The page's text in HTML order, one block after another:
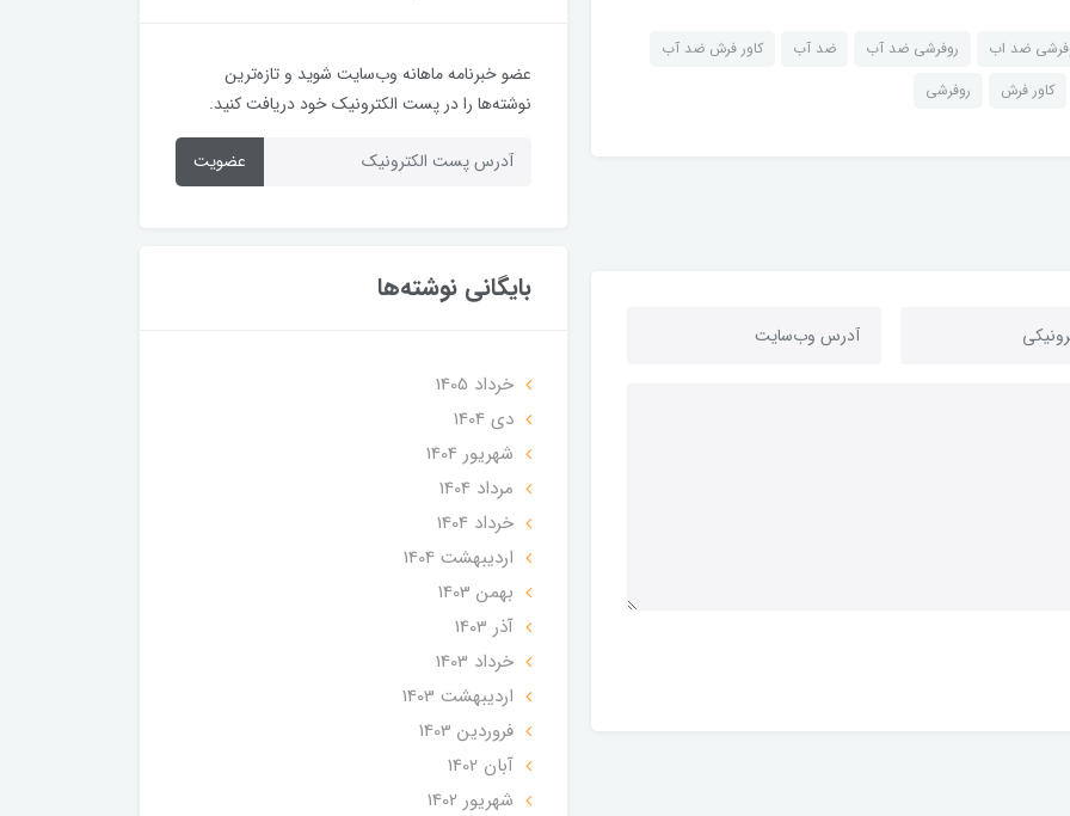
ضد اب روفرشی ضد آب ضد آب
کاور فرش ضد آب
کاور فرش روفرشی
عضو خبرنامه ماهانه وب‌سایت شوید و تازه‌ترین
نوشته‌ها را در پست الکترونیک خود دریافت کنید.
عضویت
بایگانی نوشته‌ها
خرداد 1405
دی 1404
شهریور 1404
مرداد 1404
خرداد 1404
ارديبهشت 1404
بهمن 1403
آذر 1403
خرداد 1403
ارديبهشت 1403
فروردین 1403
آبان 1402
شهریور 1402